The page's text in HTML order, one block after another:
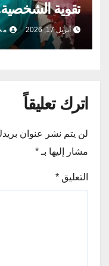
تقوية
أبريل 17, 2026
اترك تعليقاً
لن يتم نشر عنوان
مشار إليها بـ *
التعليق *